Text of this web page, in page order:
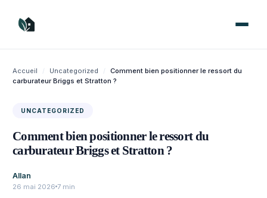
contenu
Accueil / Uncategorized /
Comment bien positionner le ressort du
carburateur Briggs et Stratton ?
UNCATEGORIZED
Comment bien positionner le ressort du
carburateur Briggs et Stratton ?
Allan
26 mai 2026 7 min